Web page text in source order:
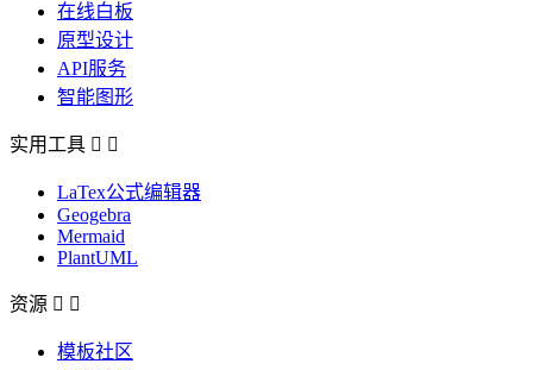
在线白板
原型设计
API服务
智能图形
实用工具  
LaTex公式编辑器
Geogebra
Mermaid
PlantUML
资源  
模板社区